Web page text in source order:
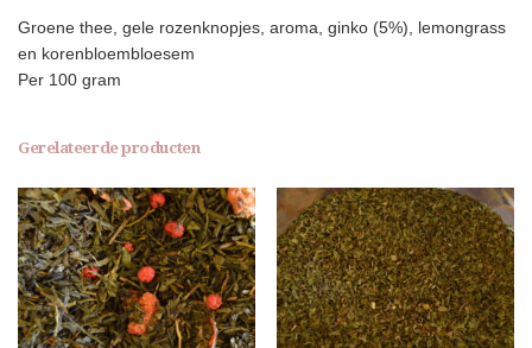
Groene thee, gele rozenknopjes, aroma, ginko (5%), lemongrass
en korenbloembloesem
Per 100 gram
Gerelateerde producten